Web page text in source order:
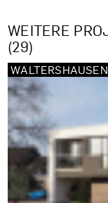
WEITERE
(29)
WALTERSHAUSEN